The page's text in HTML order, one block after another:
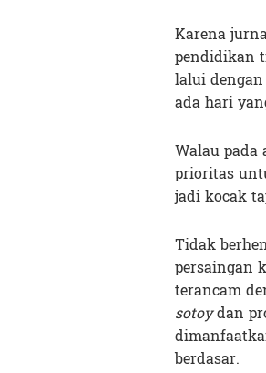
Karena
pendidikan
lalui
ada hari
Walau
prioritas
jadi kocak
Tidak
persaingan
terancam
sotoydan
berdasar.